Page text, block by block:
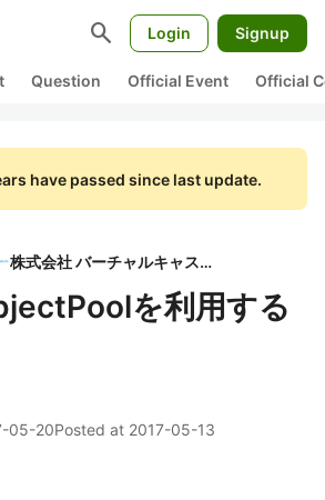
search Login Signup
Question Official Event Official
have passed since last update.
株式会社 バーチャルキャスト
を利用する
05-20Posted at 2017-05-13